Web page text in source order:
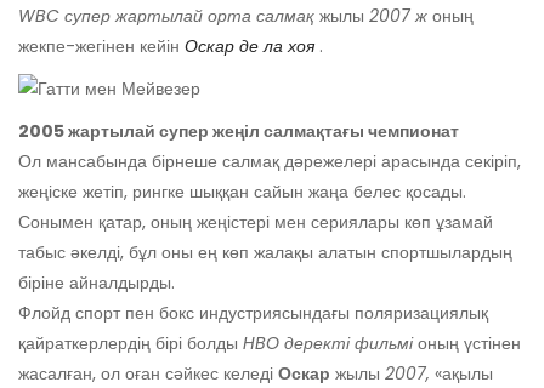
WBC супер жартылай орта салмақ жылы 2007 ж оның
жекпе-жегінен кейін Оскар де ла хоя .
2005 жартылай супер жеңіл салмақтағы чемпионат
Ол мансабында бірнеше салмақ дәрежелері арасында секіріп,
жеңіске жетіп, рингке шыққан сайын жаңа белес қосады.
Сонымен қатар, оның жеңістері мен сериялары көп ұзамай
табыс әкелді, бұл оны ең көп жалақы алатын спортшылардың
біріне айналдырды.
Флойд спорт пен бокс индустриясындағы поляризациялық
қайраткерлердің бірі болды HBO деректі фильміоның үстінен
жасалған, ол оған сәйкес келеді Оскар жылы 2007, «ақылы